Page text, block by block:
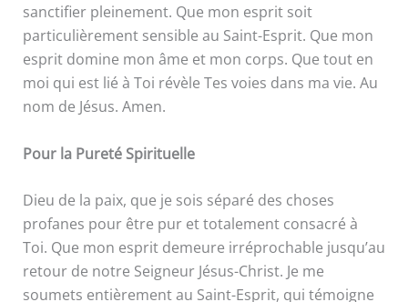
sanctifier pleinement. Que mon esprit soit
particulièrement sensible au Saint-Esprit. Que mon
esprit domine mon âme et mon corps. Que tout en
moi qui est lié à Toi révèle Tes voies dans ma vie. Au
nom de Jésus. Amen.
Pour la Pureté Spirituelle
Dieu de la paix, que je sois séparé des choses
profanes pour être pur et totalement consacré à
Toi. Que mon esprit demeure irréprochable jusqu’au
retour de notre Seigneur Jésus-Christ. Je me
soumets entièrement au Saint-Esprit, qui témoigne